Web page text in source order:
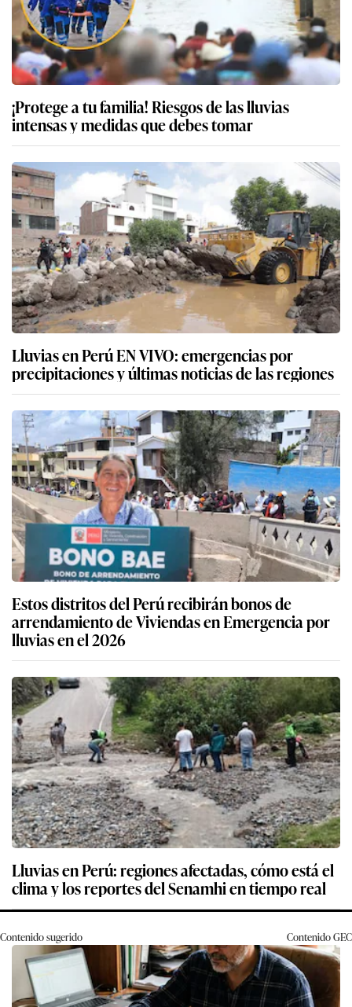
¡Protege a tu familia! Riesgos de las lluvias
intensas y medidas que debes tomar
Lluvias en Perú EN VIVO: emergencias por
precipitaciones y últimas noticias de las regiones
Estos distritos del Perú recibirán bonos de
arrendamiento de Viviendas en Emergencia por
lluvias en el 2026
Lluvias en Perú: regiones afectadas, cómo está el
clima y los reportes del Senamhi en tiempo real
Contenido sugerido ContenidoGEC